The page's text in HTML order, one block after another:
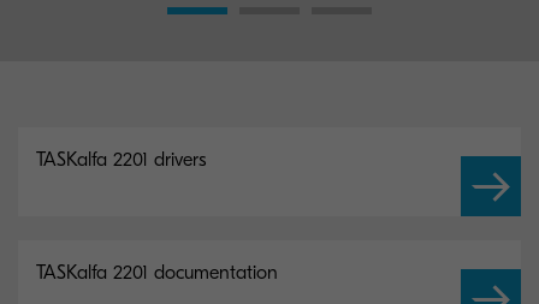
TASKalfa 2201 drivers
TASKalfa 2201 documentation